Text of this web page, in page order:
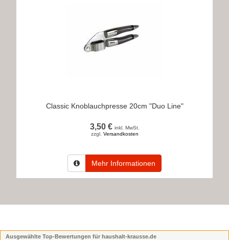
Classic Knoblauchpresse 20cm "Duo Line"
3,50 € inkl. MwSt.
zzgl. Versandkosten
Mehr Informationen
Ausgewählte Top-Bewertungen für haushalt-krausse.de